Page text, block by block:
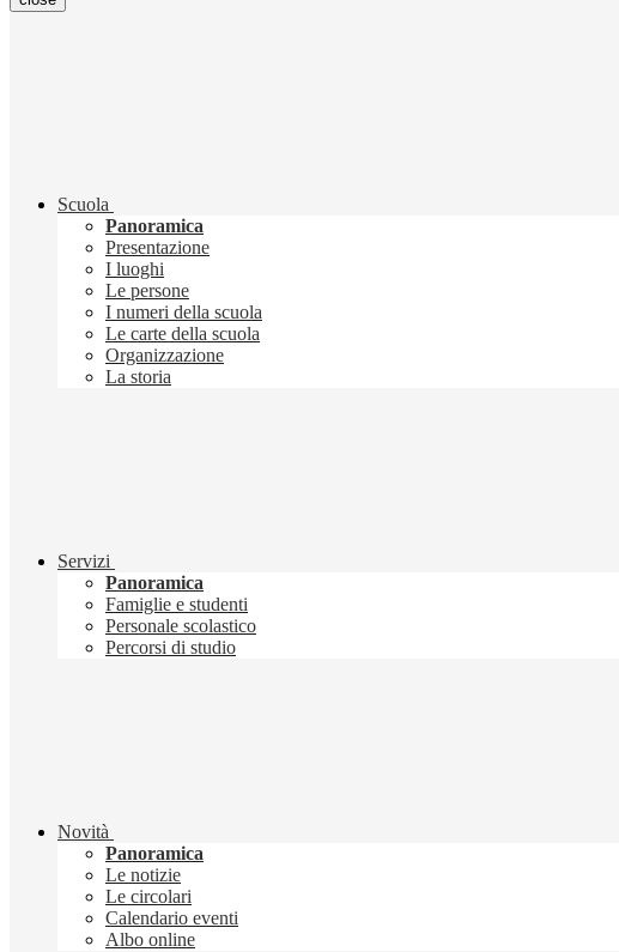
Scuola
Panoramica
Presentazione
I luoghi
Le persone
I numeri della scuola
Le carte della scuola
Organizzazione
La storia
Servizi
Panoramica
Famiglie e studenti
Personale scolastico
Percorsi di studio
Novità
Panoramica
Le notizie
Le circolari
Calendario eventi
Albo online